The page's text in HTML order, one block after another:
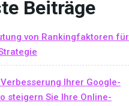
Beiträge
von Rankingfaktoren für
Ihrer Google-
steigern Sie Ihre Online-